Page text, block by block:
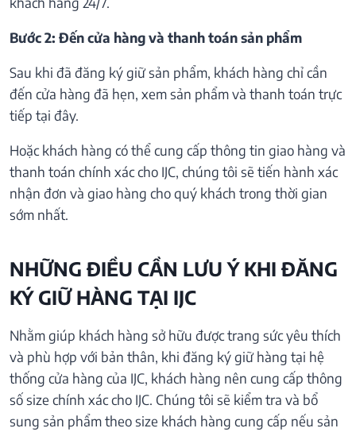
Bước 2: Đến cửa hàng và thanh toán sản phẩm
Sau khi đã đăng ký giữ sản phẩm, khách hàng chỉ cần
đến cửa hàng đã hẹn, xem sản phẩm và thanh toán trực
tiếp tại đây.
Hoặc khách hàng có thể cung cấp thông tin giao hàng và
thanh toán chính xác cho IJC, chúng tôi sẽ tiến hành xác
nhận đơn và giao hàng cho quý khách trong thời gian
sớm nhất.
NHỮNG ĐIỀU CẦN LƯU Ý KHI ĐĂNG
KÝ GIỮ HÀNG TẠI IJC
Nhằm giúp khách hàng sở hữu được trang sức yêu thích
và phù hợp với bản thân, khi đăng ký giữ hàng tại hệ
thống cửa hàng của IJC, khách hàng nên cung cấp thông
số size chính xác cho IJC. Chúng tôi sẽ kiểm tra và bổ
sung sản phẩm theo size khách hàng cung cấp nếu sản